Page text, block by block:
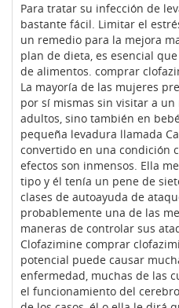
Para tratar su infección de
bastante fácil. Limitar el
un remedio para la mejora
plan de dieta, es esencial
de alimentos. comprar
La mayoría de las mujeres
por sí mismas sin visitar a
adultos, sino también en
pequeña levadura llamada
convertido en una condición
efectos son inmensos. Ella
tipo y él tenía un pene de
clases de autoayuda de
probablemente una de las
maneras de controlar sus
Clofazimine comprar
potencial puede causar
enfermedad, muchas de las
el funcionamiento del